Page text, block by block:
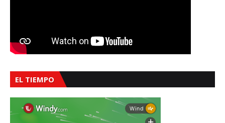
EL TIEMPO